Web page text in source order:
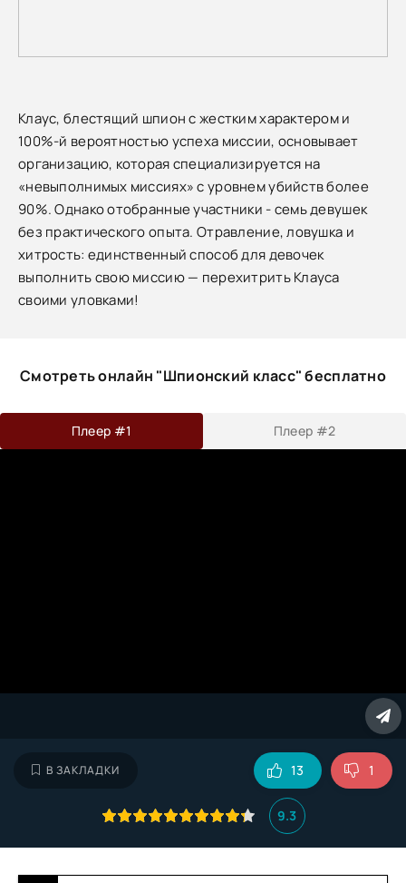
Клаус, блестящий шпион с жестким характером и
100%-й вероятностью успеха миссии, основывает
организацию, которая специализируется на
«невыполнимых миссиях» с уровнем убийств более
90%. Однако отобранные участники - семь девушек
без практического опыта. Отравление, ловушка и
хитрость: единственный способ для девочек
выполнить свою миссию — перехитрить Клауса
своими уловками!
Смотреть онлайн "Шпионский класс" бесплатно
Плеер #1 Плеер #2
В ЗАКЛАДКИ
9.3
13 1